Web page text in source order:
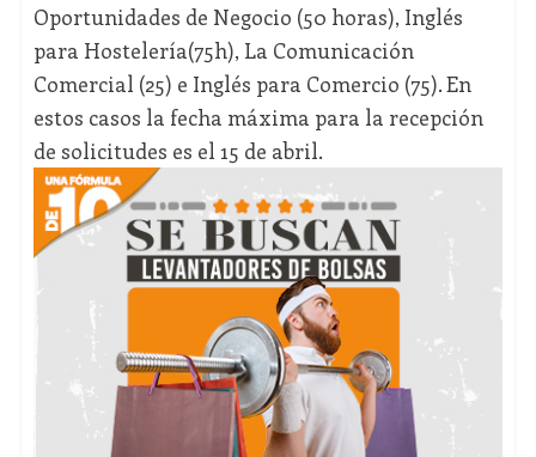
Oportunidades de Negocio (50 horas), Inglés
para Hostelería(75h), La Comunicación
Comercial (25) e Inglés para Comercio (75). En
estos casos la fecha máxima para la recepción
de solicitudes es el 15 de abril.